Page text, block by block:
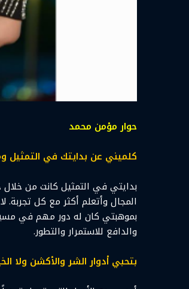
حوار مؤمن محمد
كلميني عن بدايتك في التمثيل
بدايتي في التمثيل كانت من
المجال وأتعلم أكثر مع كل
بموهبتي كان له دور مهم في
والدافع للاستمرار والتطور.
بتحبي أدوار الشر والأكشن ولا